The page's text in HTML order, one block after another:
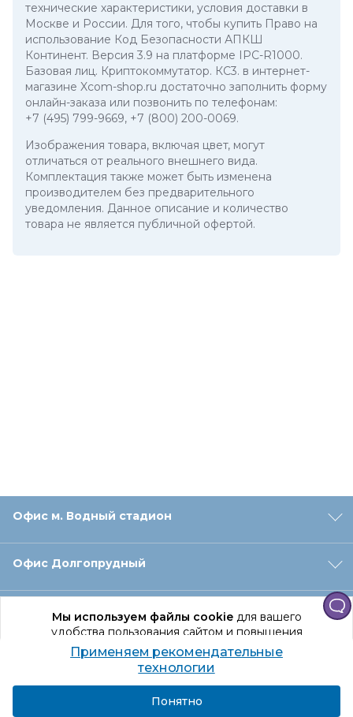
Мы используем файлы cookieдля вашего
удобства пользования сайтом и повышения
качества рекомендаций.
Продолжая использование сайта, вы даете
согласие на обработку персональных данных
технические характеристики, условия доставки в
Москве и России. Для того, чтобы купить Право на
использование Код Безопасности АПКШ
Континент. Версия 3.9 на платформе IPC-R1000.
Базовая лиц. Криптокоммутатор. КС3. в интернет-
магазине Xcom-shop.ru достаточно заполнить форму
онлайн-заказа или позвонить по телефонам:
+7 (495) 799-9669, +7 (800) 200-0069.
Изображения товара, включая цвет, могут
отличаться от реального внешнего вида.
Комплектация также может быть изменена
производителем без предварительного
уведомления. Данное описание и количество
товара не является публичной офертой.
Офис м. Водный стадион
Офис Долгопрудный
Офис Санкт‑Петербург
Оформление заказа
Применяем рекомендательные
технологии
Понятно